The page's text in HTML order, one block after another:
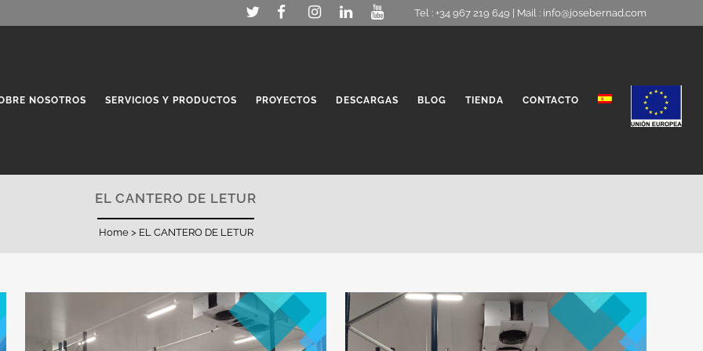
Tel : +34 967 219 649 | Mail : info@josebernad.com
NOSOTROS SERVICIOS Y PRODUCTOS PROYECTOS DESCARGAS BLOG TIENDA CONTACTO
EL CANTERO DE LETUR
Home> EL CANTERO DE LETUR